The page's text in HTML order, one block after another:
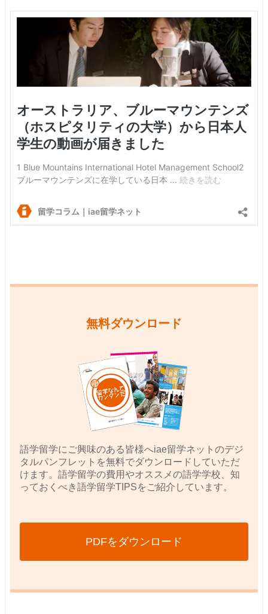
無料ダウンロード
語学留学にご興味のある皆様へiae留学ネットのデジ
タルパンフレットを無料でダウンロードしていただ
けます。語学留学の費用やオススメの語学学校、知
っておくべき語学留学TIPSをご紹介しています。
PDFをダウンロード